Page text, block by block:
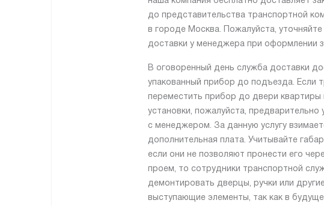
до представительства транспортной
в городе Москва. Пожалуйста, уточняйте
доставки у менеджера при оформлении
В оговоренный день служба доставки
упакованный прибор до подъезда. Если
переместить прибор до двери квартиры
установки, пожалуйста, предварительно
с менеджером. За данную услугу
дополнительная плата. Учитывайте
если они не позволяют пронести его
проем, то сотрудники транспортной
демонтировать дверцы, ручки или
выступающие элементы, так как в